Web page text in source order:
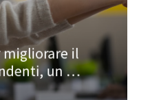
migliorare il
un